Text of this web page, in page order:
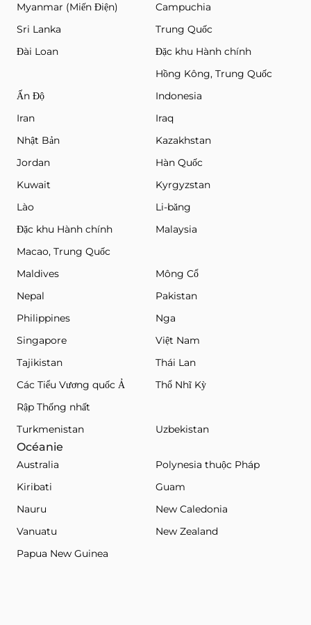
Myanmar (Miến Điện)
Campuchia
Sri Lanka
Trung Quốc
Đài Loan
Đặc khu Hành chính
Hồng Kông, Trung Quốc
Ấn Độ
Indonesia
Iran
Iraq
Nhật Bản
Kazakhstan
Jordan
Hàn Quốc
Kuwait
Kyrgyzstan
Lào
Li-băng
Đặc khu Hành chính
Macao, Trung Quốc
Malaysia
Maldives
Mông Cổ
Nepal
Pakistan
Philippines
Nga
Singapore
Việt Nam
Tajikistan
Thái Lan
Các Tiểu Vương quốc Ả
Rập Thống nhất
Thổ Nhĩ Kỳ
Turkmenistan Uzbekistan
Océanie
Australia
Polynesia thuộc Pháp
Kiribati
Guam
Nauru
New Caledonia
Vanuatu
New Zealand
Papua New Guinea